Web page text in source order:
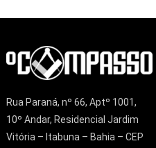
Rua Paraná, nº 66, Aptº 1001,
10º Andar, Residencial Jardim
Vitória – Itabuna – Bahia – CEP